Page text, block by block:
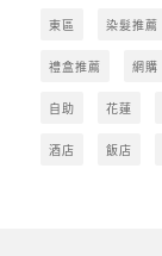
東區 染髮推薦
禮盒推薦 網購
自助 花蓮
酒店 飯店